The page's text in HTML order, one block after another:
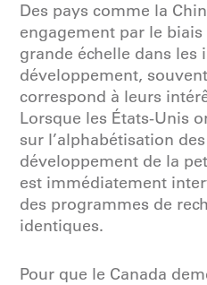
Des pays comme la
engagement par le
grande échelle dans les
développement,
correspond à leurs
Lorsque les États-Unis
sur l’alphabétisation
développement de la
est immédiatement
des programmes de
identiques.
Pour que le Canada